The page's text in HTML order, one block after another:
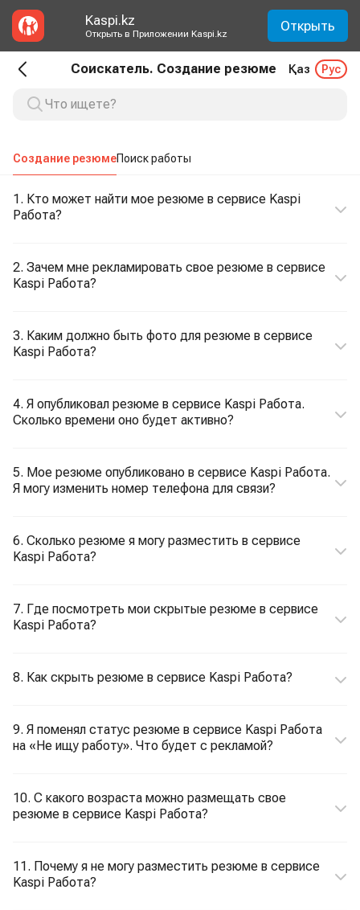
Kaspi.kz
Открыть в Приложении Kaspi.kz Открыть
Соискатель. Создание резюме Қаз Рус
Создание резюмеПоиск работы
1. Кто может найти мое резюме в сервисе Kaspi
Работа?
2. Зачем мне рекламировать свое резюме в сервисе
Kaspi Работа?
3. Каким должно быть фото для резюме в сервисе
Kaspi Работа?
4. Я опубликовал резюме в сервисе Kaspi Работа.
Сколько времени оно будет активно?
5. Мое резюме опубликовано в сервисе Kaspi Работа.
Я могу изменить номер телефона для связи?
6. Сколько резюме я могу разместить в сервисе
Kaspi Работа?
7. Где посмотреть мои скрытые резюме в сервисе
Kaspi Работа?
8. Как скрыть резюме в сервисе Kaspi Работа?
9. Я поменял статус резюме в сервисе Kaspi Работа
на «Не ищу работу». Что будет с рекламой?
10. С какого возраста можно размещать свое
резюме в сервисе Kaspi Работа?
11. Почему я не могу разместить резюме в сервисе
Kaspi Работа?